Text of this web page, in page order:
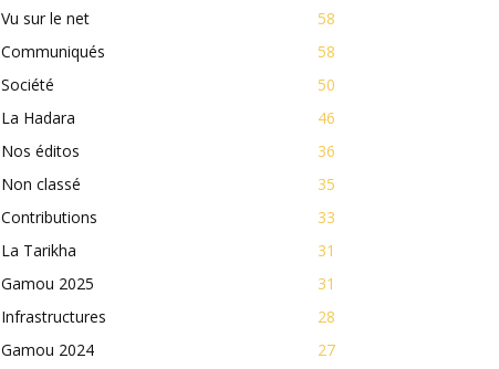
Vu sur le net
58
Communiqués
58
Société
50
La Hadara
46
Nos éditos
36
Non classé
35
Contributions
33
La Tarikha
31
Gamou 2025
31
Infrastructures
28
Gamou 2024
27